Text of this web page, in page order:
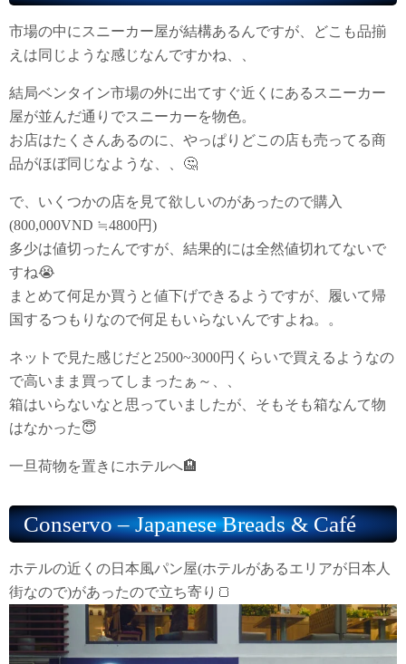
市場の中にスニーカー屋が結構あるんですが、どこも品揃
えは同じような感じなんですかね、、
結局ベンタイン市場の外に出てすぐ近くにあるスニーカー
屋が並んだ通りでスニーカーを物色。
お店はたくさんあるのに、やっぱりどこの店も売ってる商
品がほぼ同じなような、、🤔
で、いくつかの店を見て欲しいのがあったので購入
(800,000VND ≒4800円)
多少は値切ったんですが、結果的には全然値切れてないで
すね😭
まとめて何足か買うと値下げできるようですが、履いて帰
国するつもりなので何足もいらないんですよね。。
ネットで見た感じだと2500~3000円くらいで買えるようなの
で高いまま買ってしまったぁ～、、
箱はいらないなと思っていましたが、そもそも箱なんて物
はなかった😇
一旦荷物を置きにホテルへ🏨
Conservo – Japanese Breads & Café
ホテルの近くの日本風パン屋(ホテルがあるエリアが日本人
街なので)があったので立ち寄り🍞